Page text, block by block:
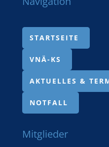
NOTFALL
AKTUELLES &
VNÄ-KS
STARTSEITE
Mitglieder